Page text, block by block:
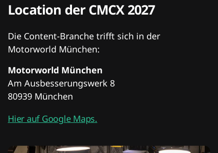
Location der CMCX 2027
Die Content-Branche trifft sich in der
Motorworld München:
Motorworld München
Am Ausbesserungswerk 8
80939 München
Hier auf Google Maps.